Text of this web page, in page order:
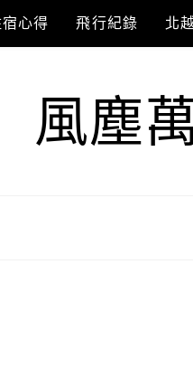
心得 飛行紀錄 北
風塵